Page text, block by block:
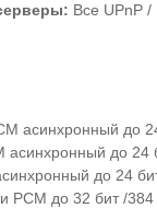
Все UPnP /
асинхронный до
асинхронный до 24
до 24
PCM до 32 бит /384